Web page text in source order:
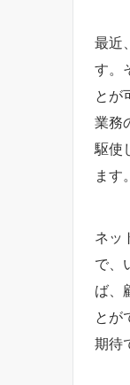
最近
す。
とが
業務
駆使
ます。
ネッ
で、
ば、
とが
期待